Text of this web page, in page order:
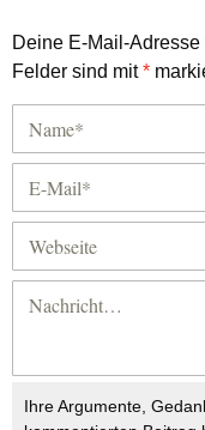
Deine E-Mail-
Felder sind mit*
Ihre Argumente,